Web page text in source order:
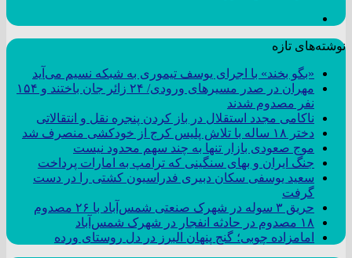
نوشته‌های تازه
«بگو بخند» با اجرای یوسف تیموری به شبکه نسیم می‌آید
مهران در صدر مسیر‌های ورودی/ ۲۴ زائر جان باختند و ۱۵۴
نفر مصدوم شدند
ناکامی مجدد استقلال در باز کردن پنجره نقل و انتقالاتی
دختر ‌۱۸‌ ‌ساله‌ با تلاش پلیس کرج از خودکشی منصرف شد
موج صعودی بازار تنها به چند سهم محدود نیست
جنگ ایران و بهای سنگینی که ترامپ به امارات پرداخت
سعید یوسفی سکان دبیری فدراسیون کشتی را در دست
گرفت
حریق ۳ سوله در شهرک صنعتی شمس‌آباد با ۲۶ مصدوم
۱۸ مصدوم در حادثه انفجار در شهرک شمس‌آباد
امامزاده چوبی؛ گنج پنهان البرز در دل روستای ورده